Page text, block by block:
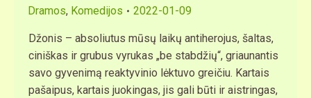
Dramos, Komedijos 2022-01-09
Džonis – absoliutus mūsų laikų antiherojus, šaltas,
ciniškas ir grubus vyrukas „be stabdžių“, griaunantis
savo gyvenimą reaktyvinio lėktuvo greičiu. Kartais
pašaipus, kartais juokingas, jis gali būti ir aistringas,